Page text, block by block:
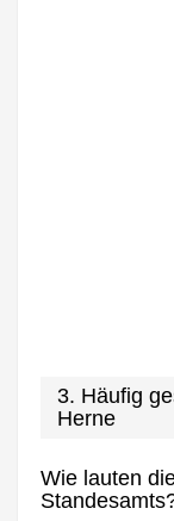
3. Häufig
Herne
Wie lauten